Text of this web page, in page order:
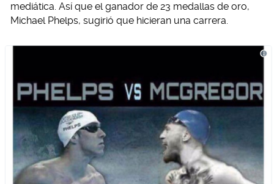
mediática. Así que el ganador de 23 medallas de oro,
Michael Phelps, sugirió que hicieran una carrera.